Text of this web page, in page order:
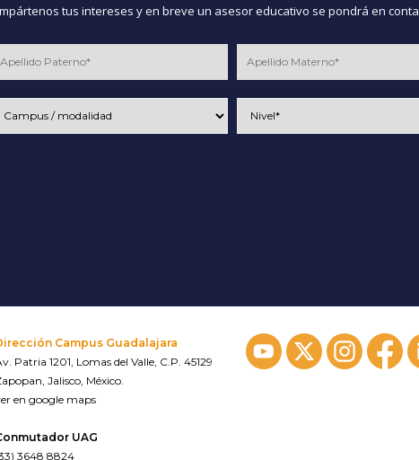
tus intereses y en breve un asesor educativo se pondrá en
Campus Guadalajara
Patria 1201, Lomas del Valle, C.P. 45129
Jalisco, México.
en google maps
UAG
3648 8824